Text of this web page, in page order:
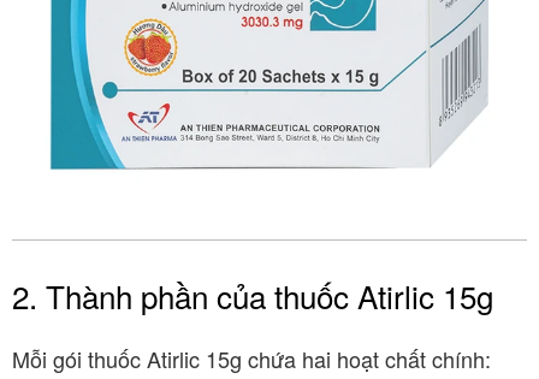
2. Thành phần của thuốc Atirlic 15g
Mỗi gói thuốc Atirlic 15g chứa hai hoạt chất chính: